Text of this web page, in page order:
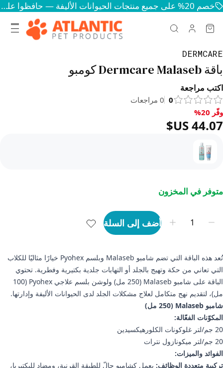
خصم 20% على جميع منتجات الحيوانات الأليفة — حافظوا على سعادة وصحة حيواناتكم
DERMCARE
باقة Dermcare Malaseb كومبو
اكتب مراجعة
0
0 مراجعات
وفّر 20%, ‏44.07 US$
وفّر 20%
متوفر في المخزون
أضف إلى السلة
تُعد هذه الباقة التي تضم شامبو Malaseb وبلسم Pyohex خيارًا مثاليًا للكلاب
التي تعاني من حكة وتهيج بالجلد أو التهابات جلدية بكتيرية وفطرية. تحتوي
الباقة على شامبو Malaseb (250 مل) ولوشن بلسم علاجي Pyohex (100
مل)، لتقديم نهج متكامل لعلاج مشكلات الجلد لدى الحيوانات الأليفة وإدارتها.
شامبو Malaseb (250 مل)
المكوّنات الفعّالة:
20 جم/لتر غلوكونات الكلورهيكسيدين
20 جم/لتر ميكونازول نترات
الفوائد والميزات:
تركيبة متعددة الوظائف: يعمل كشامبو حالّ للطبقة القرنية، ومضاد للبكتيريا،